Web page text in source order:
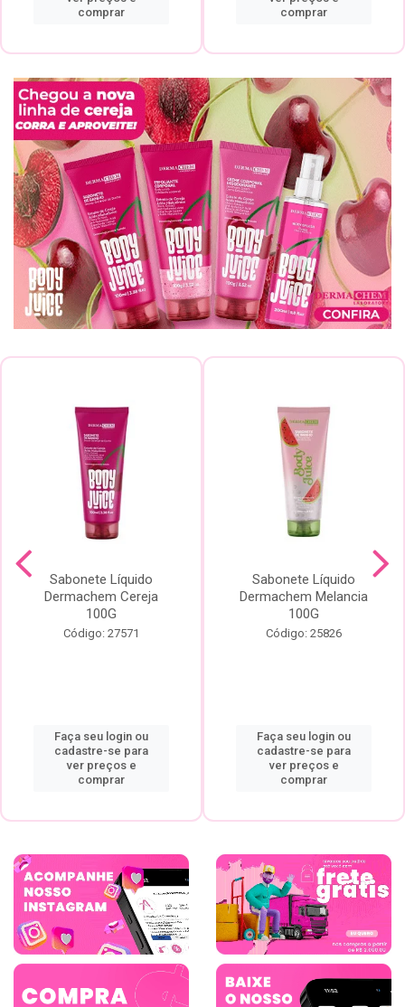
comprar
comprar
Sabonete Líquido
Dermachem Cereja
100G
Código: 27571
Faça seu login ou
cadastre-se para
ver preços e
comprar
Sabonete Líquido
Dermachem Melancia
100G
Código: 25826
Faça seu login ou
cadastre-se para
ver preços e
comprar